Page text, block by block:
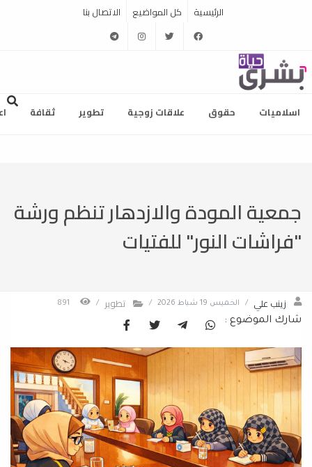
الرئيسية كل المواضيع الاتصال بنا
facebook
twitter
instagram
telegram
اسلاميات حقوق علاقات زوجية تطوير ثقافة
جمعية المودة والازدهار تنظم ورشة
"فراشات النور" للفتيات
زينب علي / الخميس 19 شباط 2026 / تطوير /
شارك الموضوع :